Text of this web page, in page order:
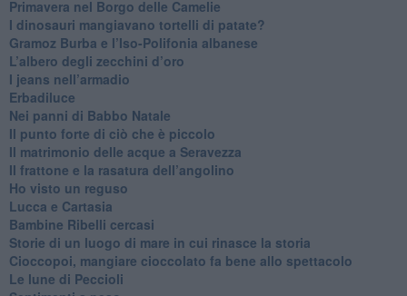
​Primavera nel Borgo delle Camelie
I dinosauri mangiavano tortelli di patate?
​Gramoz Burba e l’Iso-Polifonia albanese
L’albero degli zecchini d’oro
​I jeans nell’armadio
Erbadiluce
Nei panni di Babbo Natale
​Il punto forte di ciò che è piccolo
​Il matrimonio delle acque a Seravezza
​Il frattone e la rasatura dell’angolino
​Ho visto un reguso
Lucca e Cartasia
Bambine Ribelli cercasi
Storie di un luogo di mare in cui rinasce la storia
Cioccopoi, mangiare cioccolato fa bene allo spettacolo
​Le lune di Peccioli